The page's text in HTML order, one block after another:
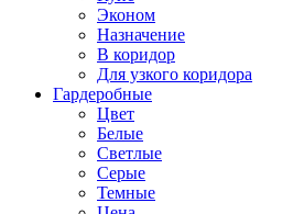
Эконом
Назначение
В коридор
Для узкого коридора
Гардеробные
Цвет
Белые
Светлые
Серые
Темные